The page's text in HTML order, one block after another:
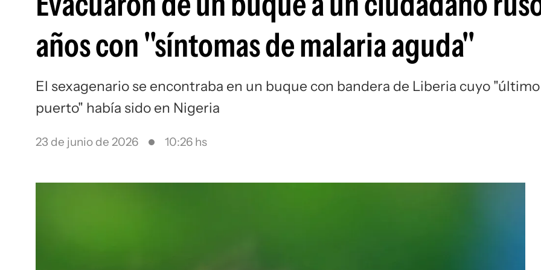
años con "síntomas de malaria aguda"
El sexagenario se encontraba en un buque con bandera de Liberia cuyo "último
puerto" había sido en Nigeria
23 de junio de 2026 10:26 hs